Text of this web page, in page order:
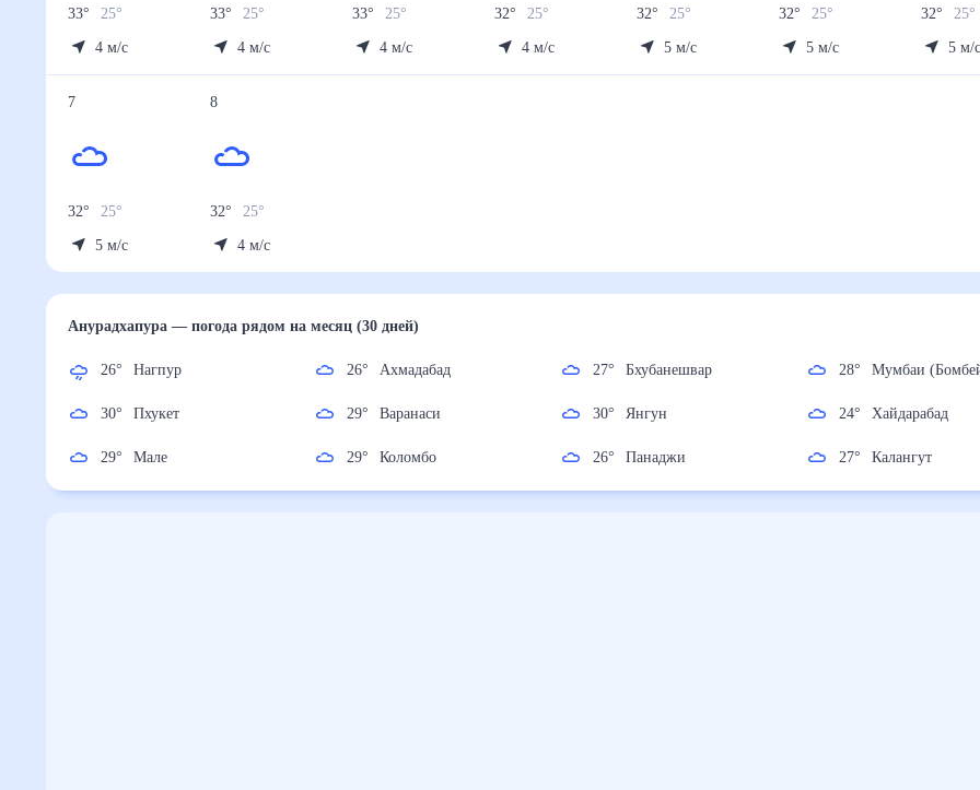
33° 25°
4 м/с
33° 25°
4 м/с
33° 25°
4 м/с
32° 25°
4 м/с
32° 25°
5 м/с
32° 25°
5 м/с
32° 25°
5 м/
7
32° 25°
5 м/с
8
32° 25°
4 м/с
Анурадхапура — погода рядомна месяц (30 дней)
26° Нагпур
30° Пхукет
29° Мале
26° Ахмадабад
29° Варанаси
29° Коломбо
27° Бхубанешвар
30° Янгун
26° Панаджи
28° Мумбаи
24° Хайдарабад
27° Калангут